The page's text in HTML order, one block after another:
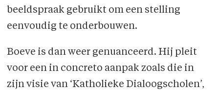
beeldspraak gebruikt om een stelling
eenvoudig te onderbouwen.
Boeve is dan weer genuanceerd. Hij pleit
voor een in concreto aanpak zoals die in
zijn visie van ‘Katholieke Dialoogscholen’,